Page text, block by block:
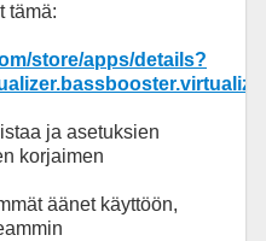
tämä:
store/apps/details?
ja asetuksien
korjaimen
äänet käyttöön,